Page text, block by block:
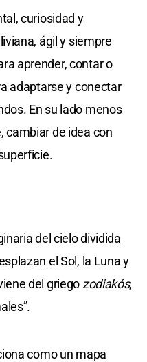
curiosidad y
ágil y siempre
aprender, contar o
adaptarse y conectar
En su lado menos
cambiar de idea con
del cielo dividida
el Sol, la Luna y
del griego zodiakós,
como un mapa